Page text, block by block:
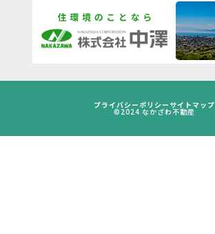
プライバシーポリシー サイトマップ
©2024 なかざわ不動産